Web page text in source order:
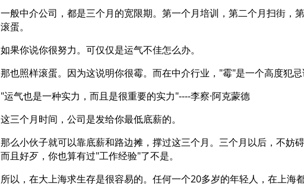
一般中介公司，都是三个月的宽限期。第一个月培训，第二个月扫街，
滚蛋。
如果你说你很努力。可仅仅是运气不佳怎么办。
那也照样滚蛋。因为这说明你很霉。而在中介行业，"霉"是一个高度犯忌
"运气也是一种实力，而且是很重要的实力"----李察·阿克蒙德
这三个月时间，公司是发给你最低底薪的。
那么小伙子就可以靠底薪和路边摊，撑过这三个月。三个月以后，不妨
而且好歹，你也算有过"工作经验"了不是。
所以，在大上海求生存是很容易的。任何一个20多岁的年轻人，在上海